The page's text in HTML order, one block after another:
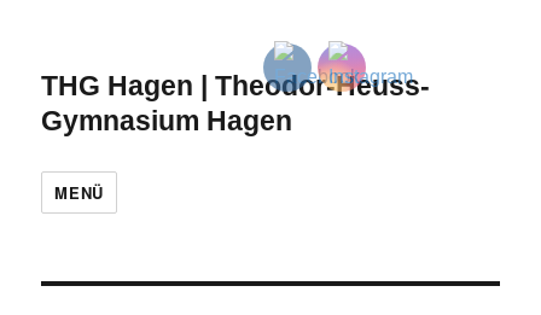
THG Hagen | Theodor-Heuss-
Gymnasium Hagen
MENÜ